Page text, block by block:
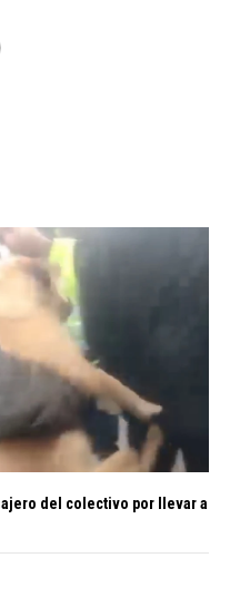
del colectivo por llevar a